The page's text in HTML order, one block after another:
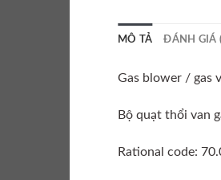
MÔ TẢ ĐÁNH GIÁ
Gas blower / gas
Bộ quạt thổi van
Rational code: